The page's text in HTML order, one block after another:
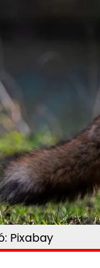
Pixabay